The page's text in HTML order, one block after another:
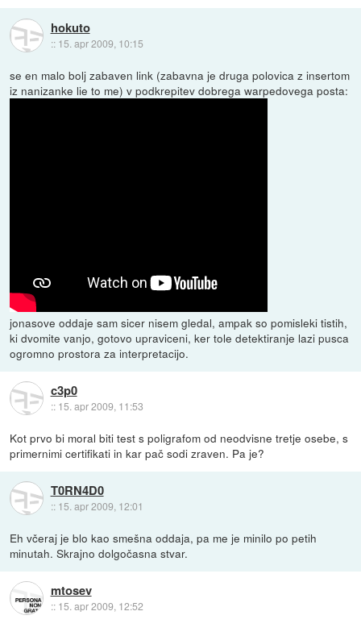
hokuto
:: 15. apr 2009, 10:15
se en malo bolj zabaven link (zabavna je druga polovica z insertom
iz nanizanke lie to me) v podkrepitev dobrega warpedovega posta:
jonasove oddaje sam sicer nisem gledal, ampak so pomisleki tistih,
ki dvomite vanjo, gotovo upraviceni, ker tole detektiranje lazi pusca
ogromno prostora za interpretacijo.
c3p0
:: 15. apr 2009, 11:53
Kot prvo bi moral biti test s poligrafom od neodvisne tretje osebe, s
primernimi certifikati in kar pač sodi zraven. Pa je?
T0RN4D0
:: 15. apr 2009, 12:01
Eh včeraj je blo kao smešna oddaja, pa me je minilo po petih
minutah. Skrajno dolgočasna stvar.
mtosev
:: 15. apr 2009, 12:52